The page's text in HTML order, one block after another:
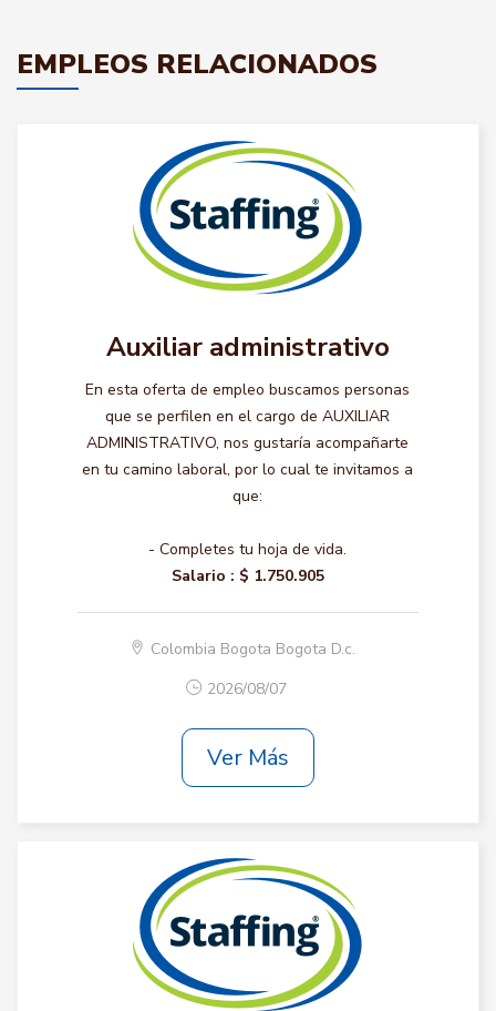
EMPLEOS RELACIONADOS
Auxiliar administrativo
En esta oferta de empleo buscamos personas
que se perfilen en el cargo de AUXILIAR
ADMINISTRATIVO, nos gustaría acompañarte
en tu camino laboral, por lo cual te invitamos a
que:
- Completes tu hoja de vida.
Salario : $ 1.750.905
Colombia Bogota Bogota D.c.
2026/08/07
Ver Más